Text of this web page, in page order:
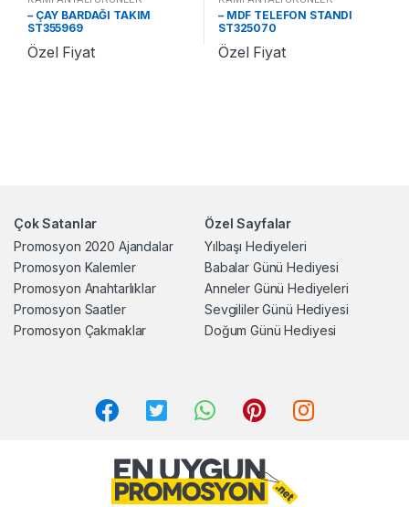
– ÇAY BARDAĞI TAKIM
ST355969
Özel Fiyat
– MDF TELEFON STANDI
ST325070
Özel Fiyat
Çok Satanlar
Promosyon 2020 Ajandalar
Promosyon Kalemler
Promosyon Anahtarlıklar
Promosyon Saatler
Promosyon Çakmaklar
Özel Sayfalar
Yılbaşı Hediyeleri
Babalar Günü Hediyesi
Anneler Günü Hediyeleri
Sevgililer Günü Hediyesi
Doğum Günü Hediyesi